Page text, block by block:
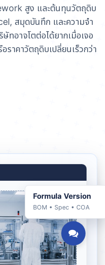
สูง และต้นทุนวัตถุดิบ
สมุดบันทึก และความจำ
ทอาจโตต่อได้ยากเมื่อเจอ
าคาวัตถุดิบเปลี่ยนเร็วกว่า
Formula Version
BOM • Spec • COA